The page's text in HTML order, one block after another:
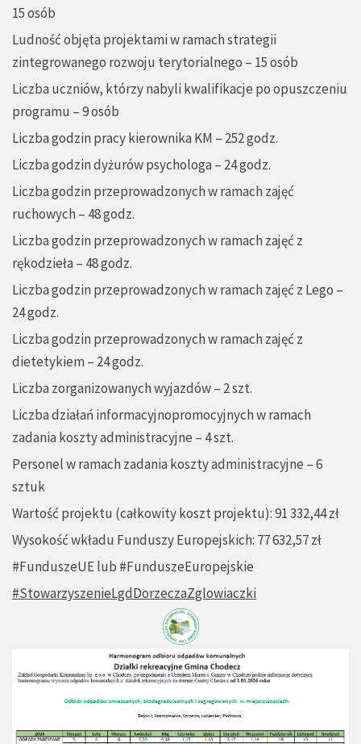
15 osób
Ludność objęta projektami w ramach strategii
zintegrowanego rozwoju terytorialnego – 15 osób
Liczba uczniów, którzy nabyli kwalifikacje po opuszczeniu
programu – 9 osób
Liczba godzin pracy kierownika KM – 252 godz.
Liczba godzin dyżurów psychologa – 24 godz.
Liczba godzin przeprowadzonych w ramach zajęć
ruchowych – 48 godz.
Liczba godzin przeprowadzonych w ramach zajęć z
rękodzieła – 48 godz.
Liczba godzin przeprowadzonych w ramach zajęć z Lego –
24 godz.
Liczba godzin przeprowadzonych w ramach zajęć z
dietetykiem – 24 godz.
Liczba zorganizowanych wyjazdów – 2 szt.
Liczba działań informacyjnopromocyjnych w ramach
zadania koszty administracyjne – 4 szt.
Personel w ramach zadania koszty administracyjne – 6
sztuk
Wartość projektu (całkowity koszt projektu): 91 332,44 zł
Wysokość wkładu Funduszy Europejskich: 77 632,57 zł
#FunduszeUE lub #FunduszeEuropejskie
#StowarzyszenieLgdDorzeczaZglowiaczki